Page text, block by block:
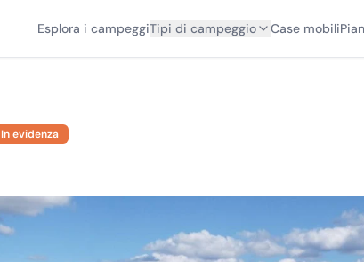
Esplora i campeggiTipi di campeggio Case mobili
In evidenza